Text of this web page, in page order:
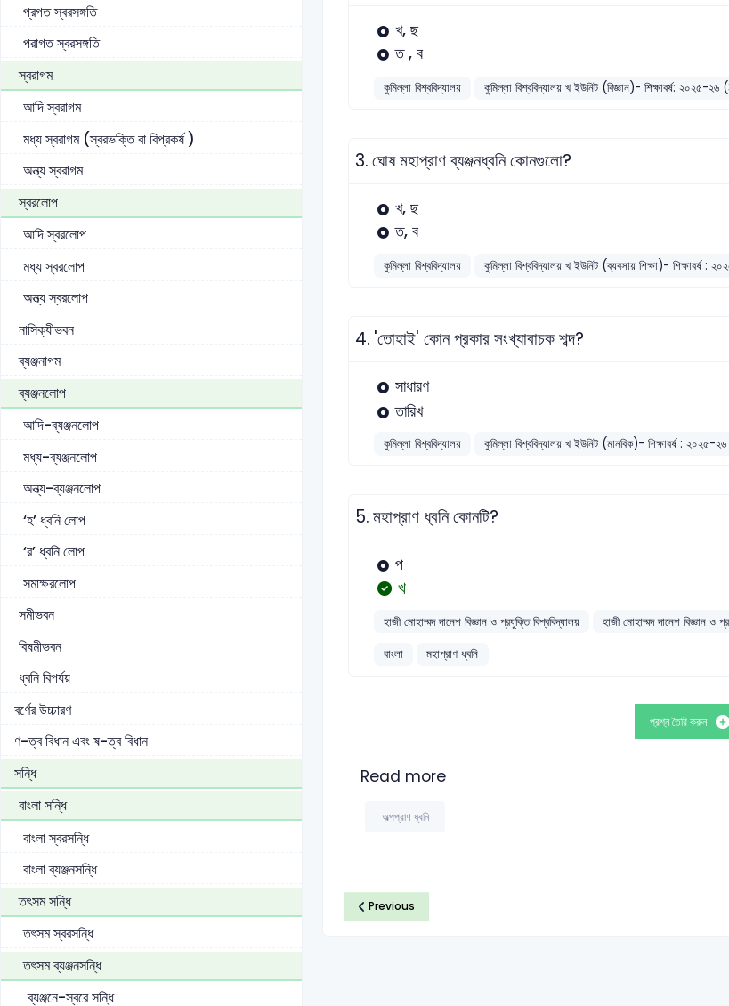
প্রগত স্বরসঙ্গতি
পরাগত স্বরসঙ্গতি
স্বরাগম
আদি স্বরাগম
মধ্য স্বরাগম (স্বরভক্তি বা বিপ্রকর্ষ )
অন্ত্য স্বরাগম
স্বরলোপ
আদি স্বরলোপ
মধ্য স্বরলোপ
অন্ত্য স্বরলোপ
নাসিক্যীভবন
ব্যঞ্জনাগম
ব্যঞ্জনলোপ
আদি-ব্যঞ্জনলোপ
মধ্য-ব্যঞ্জনলোপ
অন্ত্য-ব্যঞ্জনলোপ
‘হ’ ধ্বনি লোপ
‘র’ ধ্বনি লোপ
সমাক্ষরলোপ
সমীভবন
বিষমীভবন
ধ্বনি বিপর্যয়
বর্ণের উচ্চারণ
ণ-ত্ব বিধান এবং ষ-ত্ব বিধান
সন্ধি
বাংলা সন্ধি
বাংলা স্বরসন্ধি
বাংলা ব্যঞ্জনসন্ধি
তৎসম সন্ধি
তৎসম স্বরসন্ধি
তৎসম ব্যঞ্জনসন্ধি
ব্যঞ্জনে-স্বরে সন্ধি
খ, ছ
ত , ব
কুমিল্লা বিশ্ববিদ্যালয় কুমিল্লা বিশ্ববিদ্যালয় খ ইউনিট (বিজ্ঞান)- শিক্ষাবর্ষ:
3.ঘোষ মহাপ্রাণ ব্যঞ্জনধ্বনি কোনগুলো?
খ, ছ
ত, ব
কুমিল্লা বিশ্ববিদ্যালয় কুমিল্লা বিশ্ববিদ্যালয় খ ইউনিট (ব্যবসায় শিক্ষা)-
4. 'তোহাই' কোন প্রকার সংখ্যাবাচক শব্দ?
সাধারণ
তারিখ
কুমিল্লা বিশ্ববিদ্যালয় কুমিল্লা বিশ্ববিদ্যালয় খ ইউনিট (মানবিক)- শিক্ষাবর্ষ :
5.মহাপ্রাণ ধ্বনি কোনটি?
প
খ
হাজী মোহাম্মদ দানেশ বিজ্ঞান ও প্রযুক্তি বিশ্ববিদ্যালয়
হাজী মোহাম্মদ দানেশ
বাংলা
মহাপ্রাণ ধ্বনি
প্রশ্ন তৈরি করুন
Read more
অল্পপ্রাণ ধ্বনি
Previous